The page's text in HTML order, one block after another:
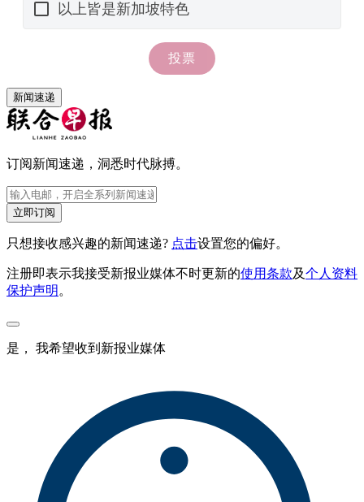
新闻速递
订阅新闻速递，洞悉时代脉搏。
立即订阅
只想接收感兴趣的新闻速递? 点击设置您的偏好。
注册即表示我接受新报业媒体不时更新的使用条款及个人资料
保护声明 。
是， 我希望收到新报业媒体